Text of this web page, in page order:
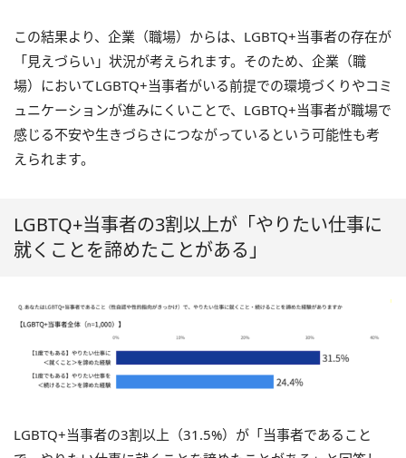
この結果より、企業（職場）からは、LGBTQ+当事者の存在が
「見えづらい」状況が考えられます。そのため、企業（職
場）においてLGBTQ+当事者がいる前提での環境づくりやコミ
ュニケーションが進みにくいことで、LGBTQ+当事者が職場で
感じる不安や生きづらさにつながっているという可能性も考
えられます。
LGBTQ+当事者の3割以上が「やりたい仕事に
就くことを諦めたことがある」
LGBTQ+当事者の3割以上（31.5%）が「当事者であること